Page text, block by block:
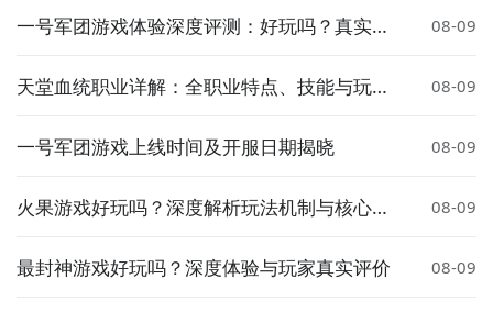
一号军团游戏体验深度评测：好玩吗？真实玩
08-09
天堂血统职业详解：全职业特点、技能与玩法
08-09
一号军团游戏上线时间及开服日期揭晓 08-09
火果游戏好玩吗？深度解析玩法机制与核心内
08-09
最封神游戏好玩吗？深度体验与玩家真实评价 08-09